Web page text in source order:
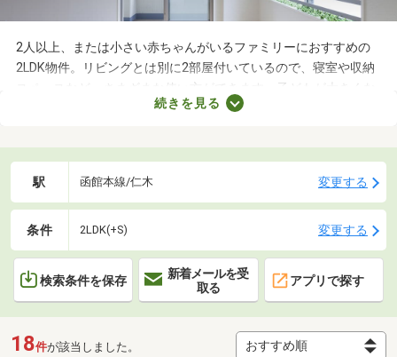
2人以上、または小さい赤ちゃんがいるファミリーにおすすめの
2LDK物件。リビングとは別に2部屋付いているので、寝室や収納
スペースなど、さまざまな使い方ができます。子どもが大きくな
れば子ども部屋にもできるので、長く住めることも魅力です。こ
チェックして、希望にぴったりな物件を見つけましょう。
続きを見る
駅 函館本線/仁木 変更する
条件 2LDK(+S) 変更する
検索条件を保存
新着メールを受
取る
アプリで探す
18件が該当しました。